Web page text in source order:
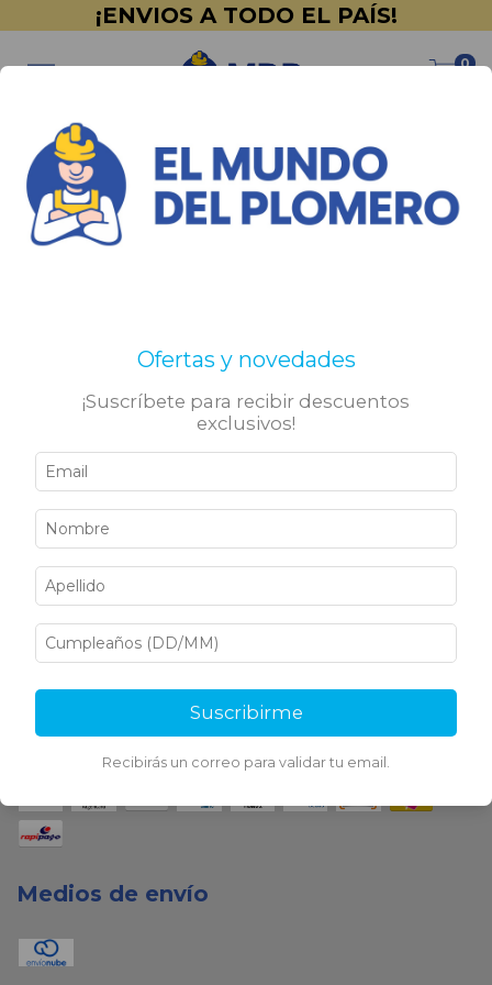
¡ENVIOS A TODO EL PAÍS!
0
Inicio > Promociones > Outlet > Accesorios para Cocina
No tenemos resultados para tu búsqueda. Por favor,
intentá con otros filtros.
Sigamos conectados
Medios de pago
Medios de envío
Ofertas y novedades
¡Suscríbete para recibir descuentos
exclusivos!
Suscribirme
Recibirás un correo para validar tu email.